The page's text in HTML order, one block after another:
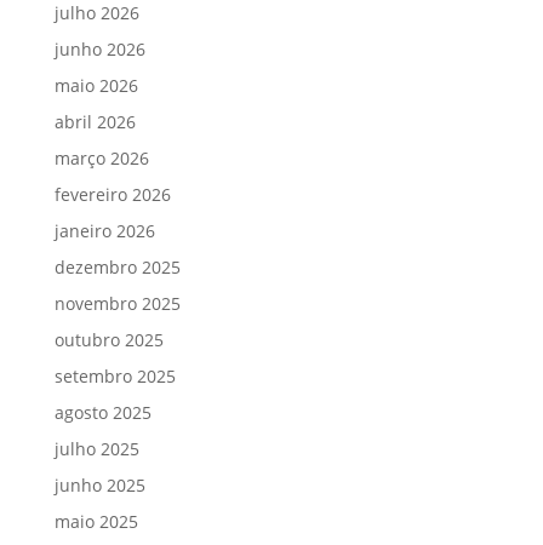
julho 2026
junho 2026
maio 2026
abril 2026
março 2026
fevereiro 2026
janeiro 2026
dezembro 2025
novembro 2025
outubro 2025
setembro 2025
agosto 2025
julho 2025
junho 2025
maio 2025